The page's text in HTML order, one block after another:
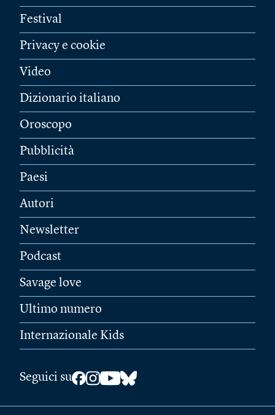
Festival
Privacy e cookie
Video
Dizionario italiano
Oroscopo
Pubblicità
Paesi
Autori
Newsletter
Podcast
Savage love
Ultimo numero
Internazionale Kids
Seguici su